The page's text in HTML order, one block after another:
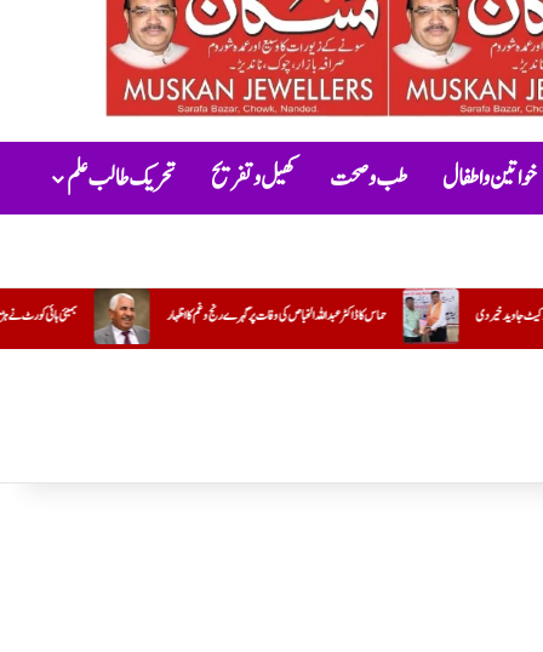
خواتین و اطفال طب و صحت کھیل و تفریح تحریک طالب علم
بمبئی ہائی کورٹ نے ہڑتالی ڈاکٹروں کی سرزنش کرتے ہوئے ان سے فوری طور پر کام پر واپس آنے کا پر گہرے رنج وغم کااظہار